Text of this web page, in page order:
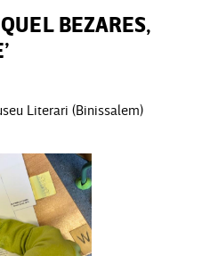
BEZARES,
Literari (Binissalem)